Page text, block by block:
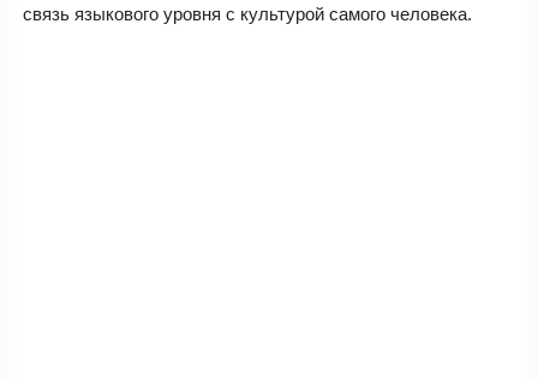
связь языкового уровня с культурой самого человека.